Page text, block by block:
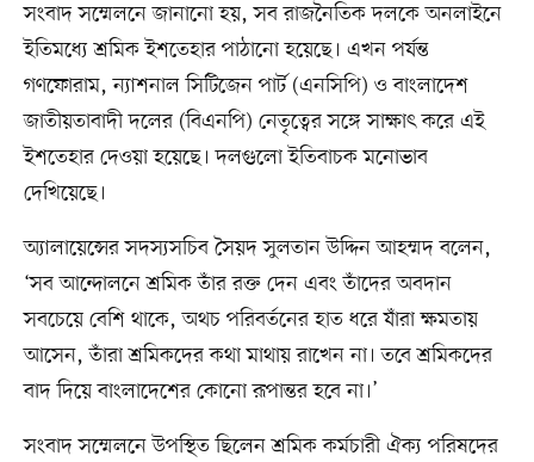
সংবাদ সম্মেলনে জানানো হয়, সব রাজনৈতিক দলকে অনলাইনে
ইতিমধ্যে শ্রমিক ইশতেহার পাঠানো হয়েছে। এখন পর্যন্ত
গণফোরাম, ন্যাশনাল সিটিজেন পার্ট (এনসিপি) ও বাংলাদেশ
জাতীয়তাবাদী দলের (বিএনপি) নেতৃত্বের সঙ্গে সাক্ষাৎ করে এই
ইশতেহার দেওয়া হয়েছে। দলগুলো ইতিবাচক মনোভাব
দেখিয়েছে।
অ্যালায়েন্সের সদস্যসচিব সৈয়দ সুলতান উদ্দিন আহম্মদ বলেন,
‘সব আন্দোলনে শ্রমিক তাঁর রক্ত দেন এবং তাঁদের অবদান
সবচেয়ে বেশি থাকে, অথচ পরিবর্তনের হাত ধরে যাঁরা ক্ষমতায়
আসেন, তাঁরা শ্রমিকদের কথা মাথায় রাখেন না। তবে শ্রমিকদের
বাদ দিয়ে বাংলাদেশের কোনো রূপান্তর হবে না।’
সংবাদ সম্মেলনে উপস্থিত ছিলেন শ্রমিক কর্মচারী ঐক্য পরিষদের